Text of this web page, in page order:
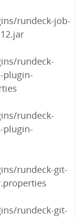
rundeck-job-
rundeck-
plugin-
rundeck-
plugin-
rundeck-git-
rundeck-git-